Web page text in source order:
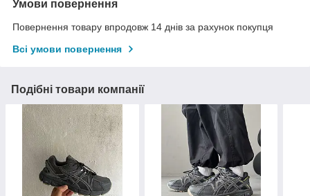
Умови повернення
Повернення товару впродовж 14 днів за рахунок покупця
Всі умови повернення
Подібні товари компанії